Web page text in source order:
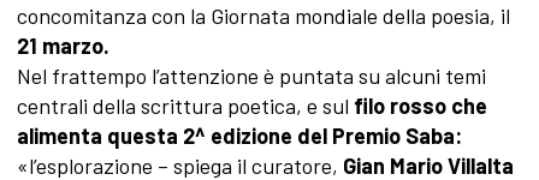
concomitanza con la Giornata mondiale della poesia, il
21 marzo.
Nel frattempo l’attenzione è puntata su alcuni temi
centrali della scrittura poetica, e sul filo rosso che
alimenta questa 2^ edizione del Premio Saba:
«l’esplorazione – spiega il curatore, Gian Mario Villalta